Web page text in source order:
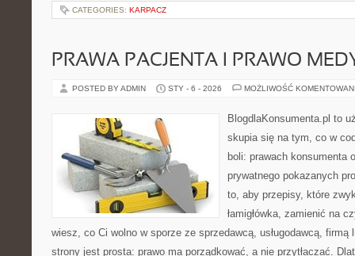
CATEGORIES: KARPACZ
PRAWA PACJENTA I PRAWO
POSTED BY ADMIN STY - 6 - 2026 MOŻLIWOŚĆ
BlogdlaKonsumenta.pl to
skupia się na tym, co w
boli: prawach konsumenta
prywatnego pokazanych
to, aby przepisy, które
łamigłówka, zamienić na
wiesz, co Ci wolno w sporze ze sprzedawcą, usługodawcą, firmą
strony jest prosta: prawo ma porządkować, a nie przytłaczać.